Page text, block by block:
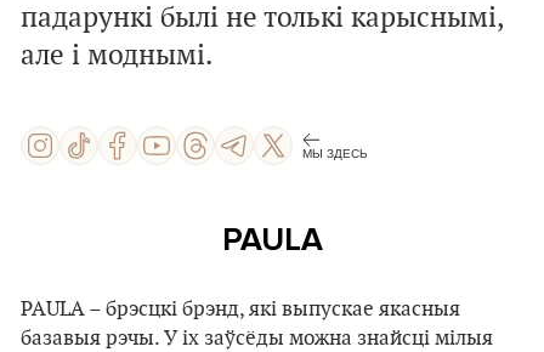
падарункі былі не толькі карыснымі,
але і моднымі.
МЫ ЗДЕСЬ
PAULA
PAULA – брэсцкі брэнд, які выпускае якасныя
базавыя рэчы. У іх заўсёды можна знайсці мілыя